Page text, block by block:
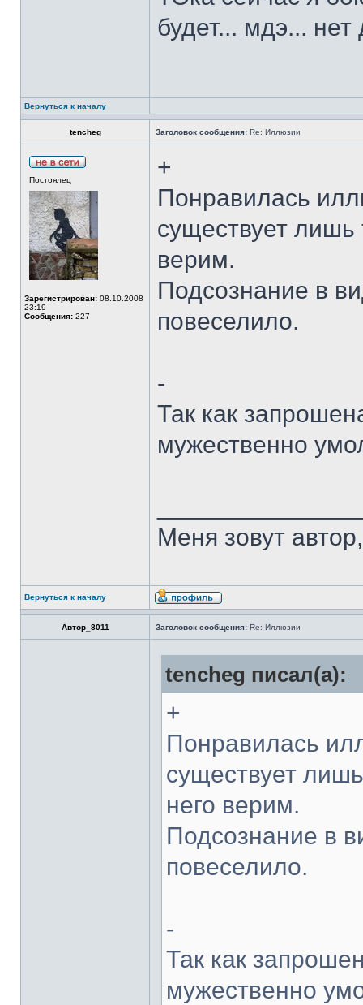
будет... мдэ... нет
Вернуться к началу
tencheg Заголовок сообщения: Re: Иллюзии
Постоялец
Зарегистрирован: 08.10.2008
23:19
Сообщения: 227
+
Понравилась
существует лишь
верим.
Подсознание в
повеселило.
-
Так как
мужественно
Меня зовут
Вернуться к началу
Автор_8011 Заголовок сообщения: Re: Иллюзии
tencheg писал(а):
+
Понравилась
существует
него верим.
Подсознание в
повеселило.
-
Так как
мужественно